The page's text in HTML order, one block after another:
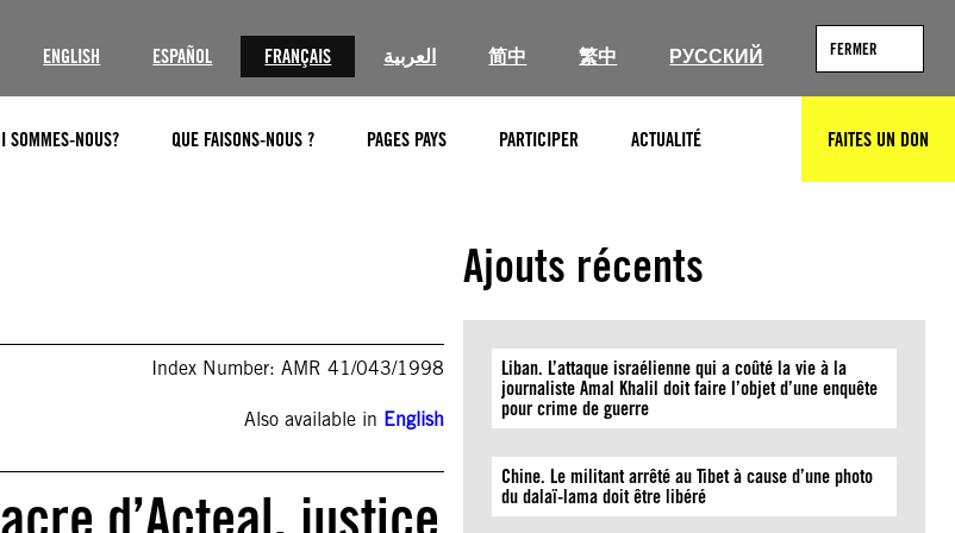
ENGLISH ESPAÑOL FRANÇAIS العربية 简中 繁中 РУССКИЙ FERMER
SOMMES-NOUS? QUE FAISONS-NOUS ? PAGES PAYS PARTICIPER ACTUALITÉ RECHERCHERFAITES UN DON
Index Number: AMR 41/043/1998
Also available in English
d’Acteal, justice
Ajouts récents
Liban. L’attaque israélienne qui a coûté la vie à la
journaliste Amal Khalil doit faire l’objet d’une enquête
pour crime de guerre
Chine. Le militant arrêté au Tibet à cause d’une photo
du dalaï-lama doit être libéré